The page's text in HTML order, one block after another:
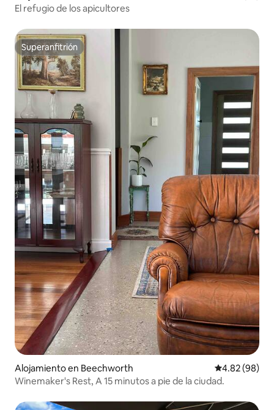
El refugio de los apicultores
Superanfitrión
Superanfitrión
Alojamiento en Beechworth Calificación
4.82 (98)
Winemaker's Rest, A 15 minutos a pie de la ciudad.